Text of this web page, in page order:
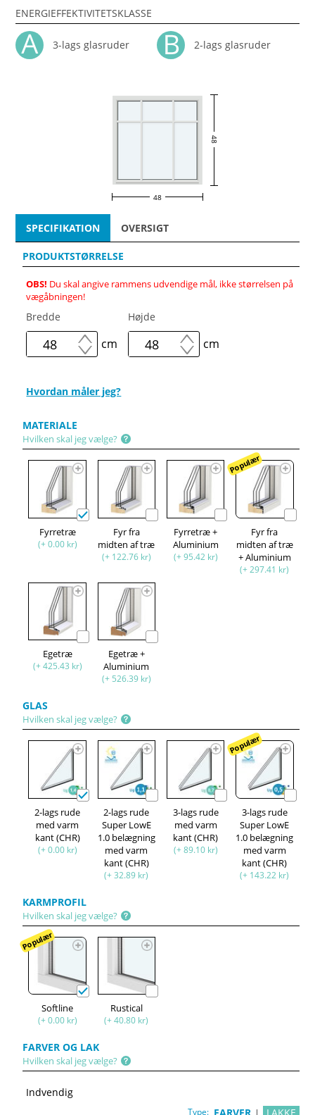
ENERGIEFFEKTIVITETSKLASSE
3-lags glasruder 2-lags glasruder
48
48
SPECIFIKATION OVERSIGT
PRODUKTSTØRRELSE
OBS! Du skal angive rammens udvendige mål, ikke størrelsen på
vægåbningen!
Bredde
cm
Højde
cm
Hvordan måler jeg?
MATERIALE
Hvilken skal jeg vælge?
Fyrretræ
(+ 0.00 kr)
Fyr fra
midten af ​​træ
(+ 122.76 kr)
Fyrretræ +
Aluminium
(+ 95.42 kr)
Populær
Fyr fra
midten af træ
+ Aluminium
(+ 297.41 kr)
Egetræ
(+ 425.43 kr)
Egetræ +
Aluminium
(+ 526.39 kr)
GLAS
Hvilken skal jeg vælge?
2-lags rude
med varm
kant (CHR)
(+ 0.00 kr)
2-lags rude
Super LowE
1.0 belægning
med varm
kant (CHR)
(+ 32.89 kr)
3-lags rude
med varm
kant (CHR)
(+ 89.10 kr)
Populær
3-lags rude
Super LowE
1.0 belægning
med varm
kant (CHR)
(+ 143.22 kr)
KARMPROFIL
Hvilken skal jeg vælge?
Populær
Softline
(+ 0.00 kr)
Rustical
(+ 40.80 kr)
FARVER OG LAK
Hvilken skal jeg vælge?
Indvendig
Type: